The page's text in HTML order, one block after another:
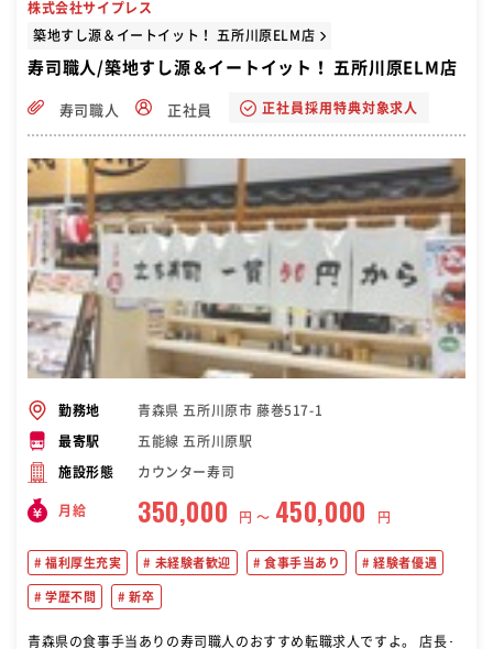
株式会社サイプレス
築地すし源＆イートイット！ 五所川原ELM店
寿司職人/築地すし源＆イートイット！ 五所川原ELM店
寿司職人 正社員 正社員採用特典対象求人
勤務地 青森県 五所川原市 藤巻517-1
最寄駅 五能線 五所川原駅
施設形態 カウンター寿司
月給 350,000 円 〜 450,000 円
福利厚生充実 未経験者歓迎 食事手当あり 経験者優遇
学歴不問 新卒
青森県の食事手当ありの寿司職人のおすすめ転職求人ですよ。 店長･